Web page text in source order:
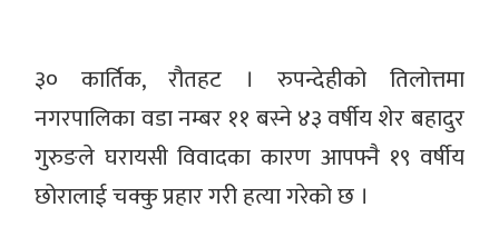
३० कार्तिक, रौतहट । रुपन्देहीको तिलोत्तमा
नगरपालिका वडा नम्बर ११ बस्ने ४३ वर्षीय शेर बहादुर
गुरुङले घरायसी विवादका कारण आपफ्नै १९ वर्षीय
छोरालाई चक्कु प्रहार गरी हत्या गरेको छ ।